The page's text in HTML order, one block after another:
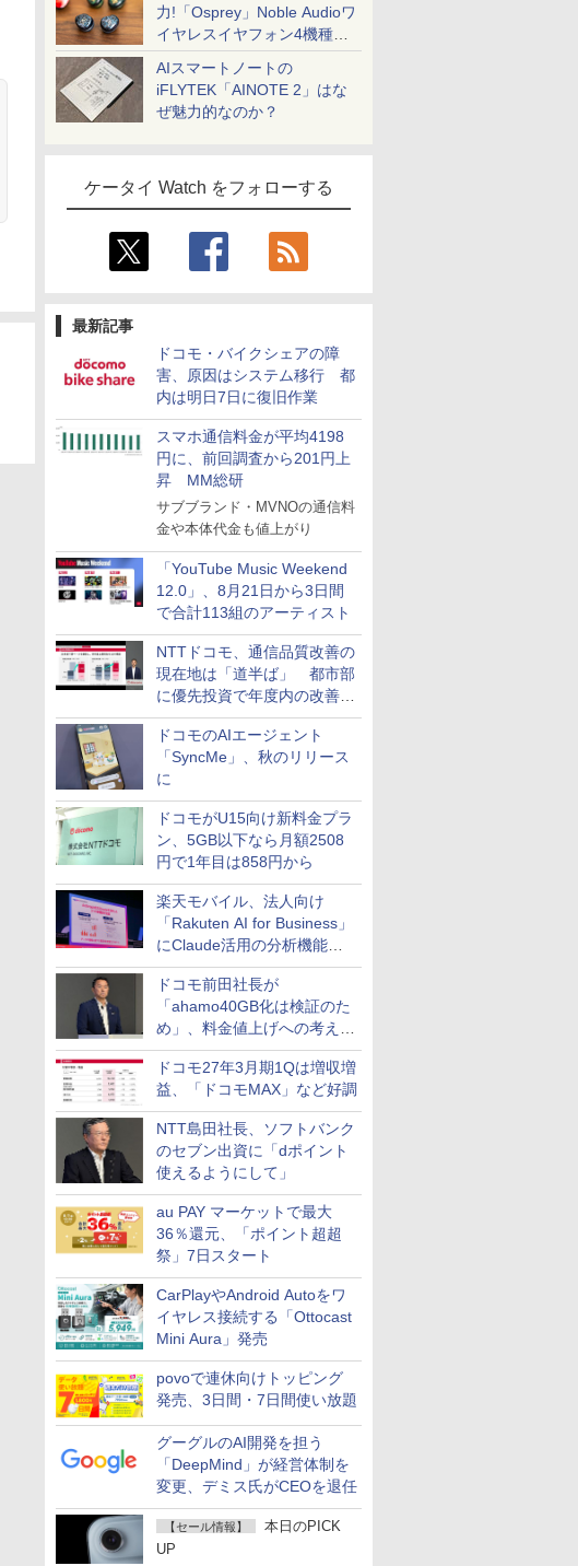
力!「Osprey」Noble Audioワ
イヤレスイヤフォン4機種を
一気に聴く
AIスマートノートの
iFLYTEK「AINOTE 2」はな
ぜ魅力的なのか？
ケータイ Watch をフォローする
最新記事
ドコモ・バイクシェアの障
害、原因はシステム移行 都
内は明日7日に復旧作業
スマホ通信料金が平均4198
円に、前回調査から201円上
昇 MM総研
サブブランド・MVNOの通信料
金や本体代金も値上がり
「YouTube Music Weekend
12.0」、8月21日から3日間
で合計113組のアーティスト
NTTドコモ、通信品質改善の
現在地は「道半ば」 都市部
に優先投資で年度内の改善目
指す
ドコモのAIエージェント
「SyncMe」、秋のリリース
に
ドコモがU15向け新料金プラ
ン、5GB以下なら月額2508
円で1年目は858円から
楽天モバイル、法人向け
「Rakuten AI for Business」
にClaude活用の分析機能な
どを追加
ドコモ前田社長が
「ahamo40GB化は検証のた
め」、料金値上げへの考え方
にも言及
ドコモ27年3月期1Qは増収増
益、「ドコモMAX」など好調
NTT島田社長、ソフトバンク
のセブン出資に「dポイント
使えるようにして」
au PAY マーケットで最大
36％還元、「ポイント超超
祭」7日スタート
CarPlayやAndroid Autoをワ
イヤレス接続する「Ottocast
Mini Aura」発売
povoで連休向けトッピング
発売、3日間・7日間使い放題
グーグルのAI開発を担う
「DeepMind」が経営体制を
変更、デミス氏がCEOを退任
【セール情報】
本日のPICK
UP